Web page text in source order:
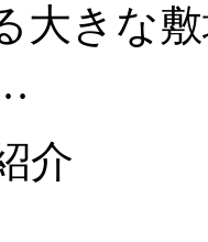
大きな
介